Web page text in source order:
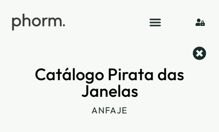
Catálogo Pirata das
Janelas
ANFAJE